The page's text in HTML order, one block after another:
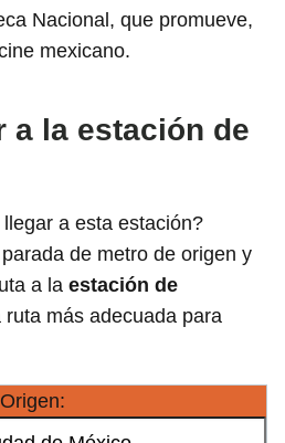
Nacional, que promueve,
mexicano.
a la estación de
a esta estación?
de metro de origen y
a la estación de
ruta más adecuada para
Origen: